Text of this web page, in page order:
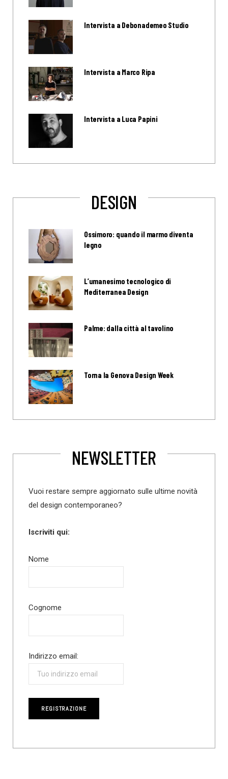
Intervista a Debonademeo Studio
Intervista a Marco Ripa
Intervista a Luca Papini
DESIGN
Ossimoro: quando il marmo diventa
legno
L’umanesimo tecnologico di
Mediterranea Design
Palme: dalla città al tavolino
Torna la Genova Design Week
NEWSLETTER
Vuoi restare sempre aggiornato sulle ultime novità
del design contemporaneo?
Iscriviti qui:
Nome
Cognome
Indirizzo email: